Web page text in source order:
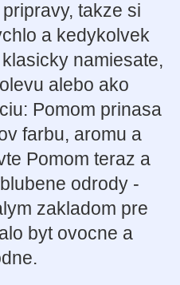
takze si
a kedykolvek
namiesate,
alebo ako
Pomom prinasa
farbu, aromu a
Pomom teraz a
odrody -
zakladom pre
byt ovocne a